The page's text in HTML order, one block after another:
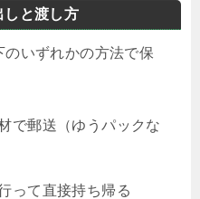
しと渡し方
いずれかの方法で保
で郵送（ゆうパックな
って直接持ち帰る